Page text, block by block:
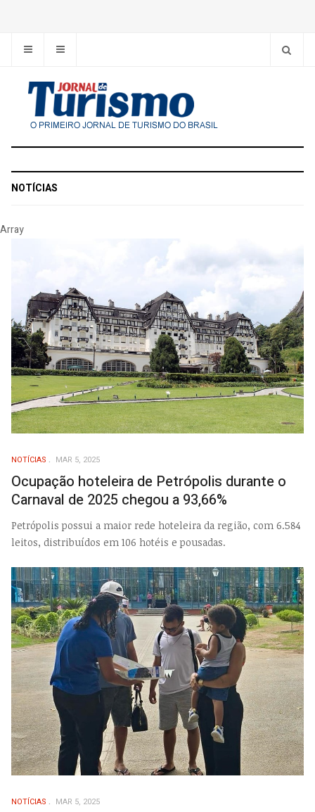
NOTÍCIAS
Array
NOTÍCIAS MAR 5, 2025
Ocupação hoteleira de Petrópolis durante o
Carnaval de 2025 chegou a 93,66%
Petrópolis possui a maior rede hoteleira da região, com 6.584
leitos, distribuídos em 106 hotéis e pousadas.
NOTÍCIAS MAR 5, 2025